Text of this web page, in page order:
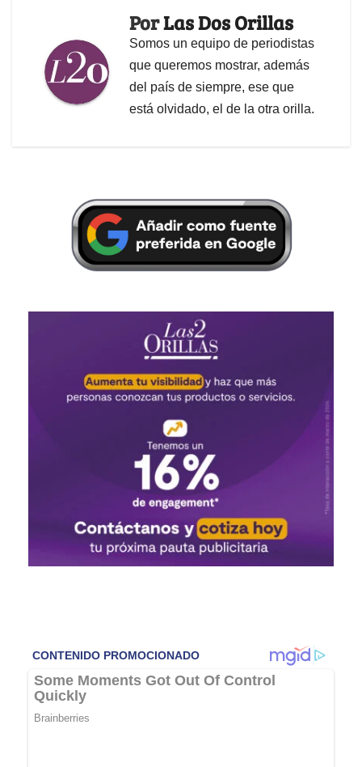
PorLas Dos Orillas
Somos un equipo de periodistas
que queremos mostrar, además
del país de siempre, ese que
está olvidado, el de la otra orilla.